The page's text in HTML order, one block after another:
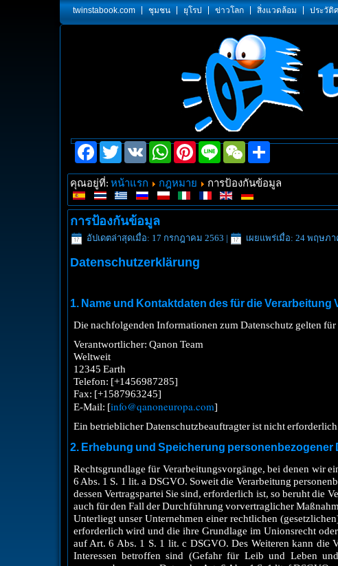
twinstabook.com ชุมชน ยุโรป ข่าวโลก สิ่งแวดล้อม ประวัติ
Facebook
Twitter VK WhatsAppPinterestLine WeChat
คุณอยู่ที่: หน้าแรก กฎหมาย การป้องกันข้อมูล
การป้องกันข้อมูล
อัปเดตล่าสุดเมื่อ: 17 กรกฎาคม 2563 | เผยแพร่เมื่อ: 24 พฤษภา
Datenschutzerklärung
1.Name und Kontaktdaten des für die
Die nachfolgenden Informationen zum Datenschutz gelten
Verantwortlicher: Qanon Team
Weltweit
12345 Earth
Telefon: [+1456987285]
Fax: [+1587963245]
E-Mail: [info@qanoneuropa.com]
Ein betrieblicher Datenschutzbeauftragter ist nicht
2. Erhebung und Speicherung personenbezogener
Rechtsgrundlage für Verarbeitungsvorgänge, bei denen wir
6 Abs. 1 S. 1 lit. a DSGVO. Soweit die Verarbeitung
dessen Vertragspartei Sie sind, erforderlich ist, so beruht die
auch für den Fall der Durchführung vorvertraglicher
Unterliegt unser Unternehmen einer rechtlichen
erforderlich wird und die ihre Grundlage im Unionsrecht
auf Art. 6 Abs. 1 S. 1 lit. c DSGVO. Des Weiteren kann die
Interessen betroffen sind (Gefahr für Leib und Leben